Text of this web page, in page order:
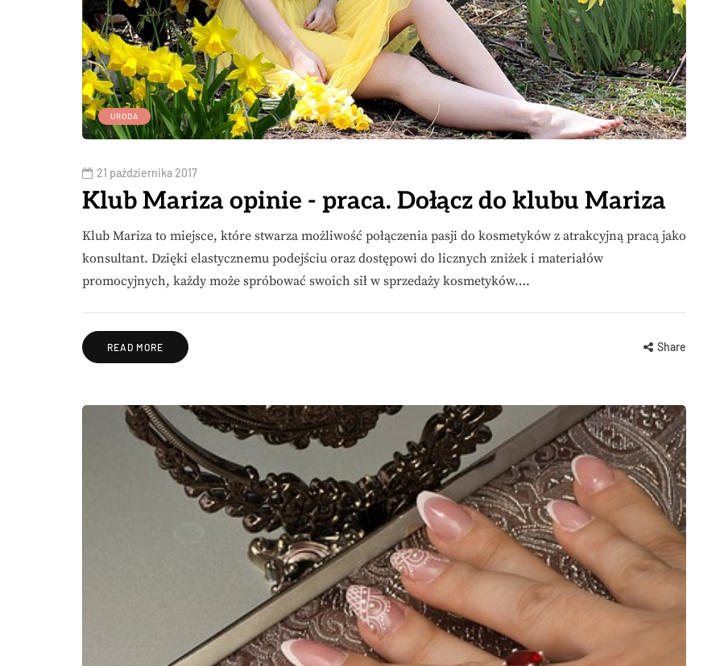
URODA
21 października 2017
Klub Mariza opinie - praca. Dołącz do klubu Mariza
Klub Mariza to miejsce, które stwarza możliwość połączenia pasji do kosmetyków z atrakcyjną pracą jako
konsultant. Dzięki elastycznemu podejściu oraz dostępowi do licznych zniżek i materiałów
promocyjnych, każdy może spróbować swoich sił w sprzedaży kosmetyków….
READ MORE Share